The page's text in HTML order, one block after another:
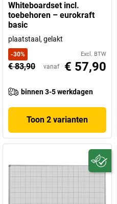
Whiteboardset incl.
toebehoren – eurokraft
basic
plaatstaal, gelakt
-30% Excl. BTW
€ 83,90 vanaf € 57,90
binnen 3-5 werkdagen
Toon 2 varianten